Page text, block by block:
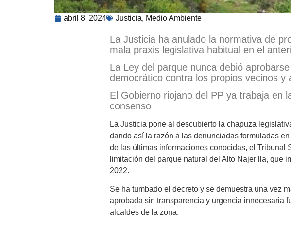
abril 8, 2024 Justicia, Medio Ambiente
La Justicia ha anulado la normativa de
mala praxis legislativa habitual en el
La Ley del parque nunca debió
democrático contra los propios vecinos y
El Gobierno riojano del PP ya trabaja en
consenso
La Justicia pone al descubierto la chapuza
dando así la razón a las denunciadas formuladas
de las últimas informaciones conocidas, el
limitación del parque natural del Alto Najerilla, que
2022.
Se ha tumbado el decreto y se demuestra una vez
aprobada sin transparencia y urgencia innecesaria
alcaldes de la zona.